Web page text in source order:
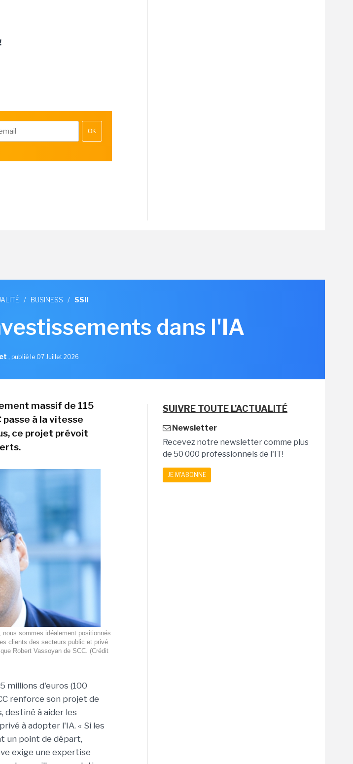
OK
/ BUSINESS / SSII
dans l'IA
, publié le 07 Juillet 2026
massif de 115
passe à la vitesse
ce projet prévoit
nous sommes idéalement positionnés
clients des secteurs public et privé
Robert Vassoyan de SCC. (Crédit
millions d'euros (100
renforce son projet de
destiné à aider les
à adopter l'IA. « Si les
un point de départ,
exige une expertise
SUIVRE TOUTE L'ACTUALITÉ
Newsletter
Recevez notre newsletter comme plus
de 50 000 professionnels de l'IT!
JE M'ABONNE